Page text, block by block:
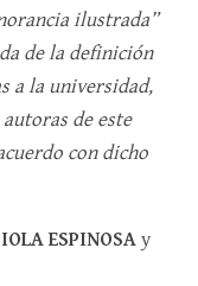
ilustrada”
de la definición
a la universidad,
de este
con dicho
ESPINOSA y